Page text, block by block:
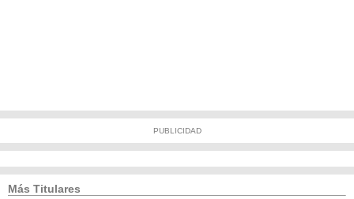
PUBLICIDAD
Más Titulares